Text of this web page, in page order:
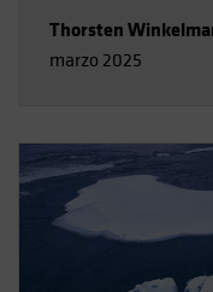
Thorsten
marzo 2025